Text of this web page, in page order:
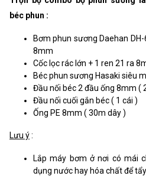
béc phun :
Bơm phun sương Daehan
8mm
Cốc lọc rác lớn + 1 ren 21 ra
Béc phun sương Hasaki siêu
Đầu nối béc 2 đầu ống 8mm (
Đầu nối cuối gắn béc ( 1 cái )
Ống PE 8mm ( 30m dây )
Lưu ý:
Lắp máy bơm ở nơi có mái
dụng nước hay hóa chất để